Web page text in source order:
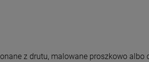
z drutu, malowane proszkowo